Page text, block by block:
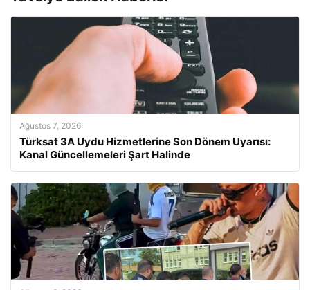
Ağustos 7, 2026
Türksat 3A Uydu Hizmetlerine Son Dönem Uyarısı:
Kanal Güncellemeleri Şart Halinde